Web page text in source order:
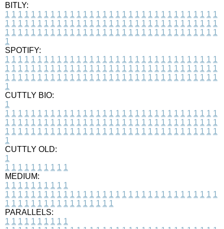
BITLY:
1 1 1 1 1 1 1 1 1 1 1 1 1 1 1 1 1 1 1 1 1 1 1 1 1 1 1 1 1 1 1 1 1
1 1 1 1 1 1 1 1 1 1 1 1 1 1 1 1 1 1 1 1 1 1 1 1 1 1 1 1 1 1 1 1 1
1 1 1 1 1 1 1 1 1 1 1 1 1 1 1 1 1 1 1 1 1 1 1 1 1 1 1 1 1 1 1 1 1
1
SPOTIFY:
1 1 1 1 1 1 1 1 1 1 1 1 1 1 1 1 1 1 1 1 1 1 1 1 1 1 1 1 1 1 1 1 1
1 1 1 1 1 1 1 1 1 1 1 1 1 1 1 1 1 1 1 1 1 1 1 1 1 1 1 1 1 1 1 1 1
1 1 1 1 1 1 1 1 1 1 1 1 1 1 1 1 1 1 1 1 1 1 1 1 1 1 1 1 1 1 1 1 1
1
CUTTLY BIO:
1
1 1 1 1 1 1 1 1 1 1 1 1 1 1 1 1 1 1 1 1 1 1 1 1 1 1 1 1 1 1 1 1 1
1 1 1 1 1 1 1 1 1 1 1 1 1 1 1 1 1 1 1 1 1 1 1 1 1 1 1 1 1 1 1 1 1
1 1 1 1 1 1 1 1 1 1 1 1 1 1 1 1 1 1 1 1 1 1 1 1 1 1 1 1 1 1 1 1 1
1
CUTTLY OLD:
1
1 1 1 1 1 1 1 1 1 1
MEDIUM:
1 1 1 1 1 1 1 1 1 1
1 1 1 1 1 1 1 1 1 1 1 1 1 1 1 1 1 1 1 1 1 1 1 1 1 1 1 1 1 1 1 1 1
1 1 1 1 1 1 1 1 1 1 1 1 1 1 1 1 1
PARALLELS:
1 1 1 1 1 1 1 1 1 1